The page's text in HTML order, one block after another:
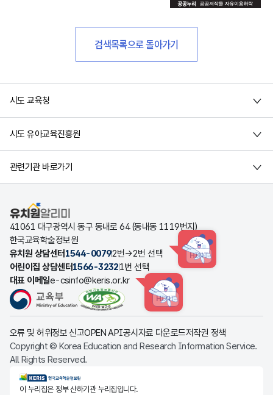
검색목록으로 돌아가기
시도 교육청
시도 유아교육진흥원
관련기관 바로가기
유치원알리미
41061 대구광역시 동구 동내로 64 (동내동 1119번지)
한국교육학술정보원
유치원 상담센터 1544-00792번→2번 선택 HINT
어린이집 상담센터1566-32321번 선택
대표 이메일e-csinfo@keris.or.kr
HINT
오류 및 허위정보 신고OPEN API공시자료 다운로드저작권 정책
Copyright © Korea Education and Research Information Service.
All Rights Reserved.
KERIS한국교육학술정보원
이 누리집은 정부 산하기관 누리집입니다.